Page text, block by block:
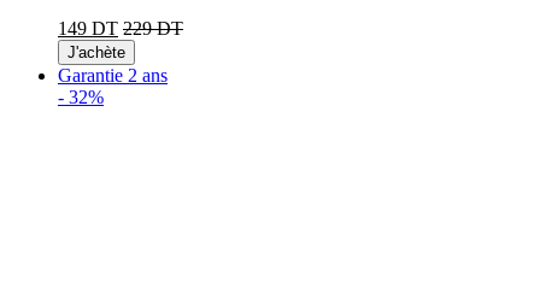
149 DT 229 DT
J'achète
Garantie 2 ans
- 32%